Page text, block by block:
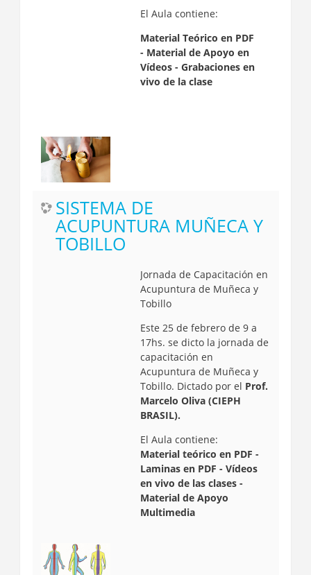
El Aula contiene:
Material Teórico en PDF
- Material de Apoyo en
Vídeos - Grabaciones en
vivo de la clase
SISTEMA DE
ACUPUNTURA MUÑECA Y
TOBILLO
Jornada de Capacitación en
Acupuntura de Muñeca y
Tobillo
Este 25 de febrero de 9 a
17hs. se dicto la jornada de
capacitación en
Acupuntura de Muñeca y
Tobillo. Dictado por el Prof.
Marcelo Oliva (CIEPH
BRASIL).
El Aula contiene:
Material teórico en PDF -
Laminas en PDF - Vídeos
en vivo de las clases -
Material de Apoyo
Multimedia